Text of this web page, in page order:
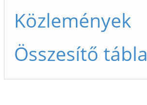
Közlemények
Összesítő tábla